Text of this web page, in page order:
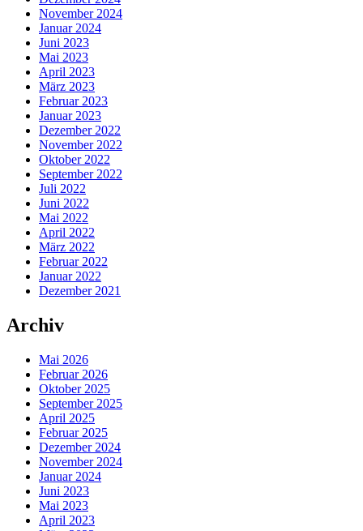
November 2024
Januar 2024
Juni 2023
Mai 2023
April 2023
März 2023
Februar 2023
Januar 2023
Dezember 2022
November 2022
Oktober 2022
September 2022
Juli 2022
Juni 2022
Mai 2022
April 2022
März 2022
Februar 2022
Januar 2022
Dezember 2021
Archiv
Mai 2026
Februar 2026
Oktober 2025
September 2025
April 2025
Februar 2025
Dezember 2024
November 2024
Januar 2024
Juni 2023
Mai 2023
April 2023